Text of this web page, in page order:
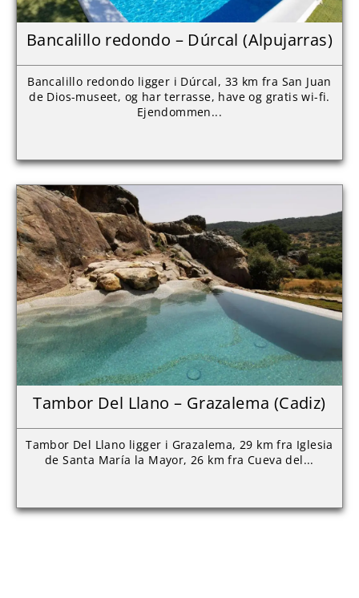
Bancalillo redondo – Dúrcal (Alpujarras)
Bancalillo redondo ligger i Dúrcal, 33 km fra San Juan
de Dios-museet, og har terrasse, have og gratis wi-fi.
Ejendommen...
Tambor Del Llano – Grazalema (Cadiz)
Tambor Del Llano ligger i Grazalema, 29 km fra Iglesia
de Santa María la Mayor, 26 km fra Cueva del...